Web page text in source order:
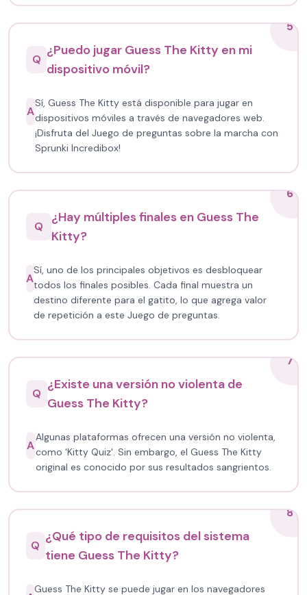
5
Q
¿Puedo jugar Guess The Kitty en mi
dispositivo móvil?
A
Sí, Guess The Kitty está disponible para jugar en
dispositivos móviles a través de navegadores web.
¡Disfruta del Juego de preguntas sobre la marcha con
Sprunki Incredibox!
6
Q
¿Hay múltiples finales en Guess The
Kitty?
A
Sí, uno de los principales objetivos es desbloquear
todos los finales posibles. Cada final muestra un
destino diferente para el gatito, lo que agrega valor
de repetición a este Juego de preguntas.
7
Q
¿Existe una versión no violenta de
Guess The Kitty?
A
Algunas plataformas ofrecen una versión no violenta,
como 'Kitty Quiz'. Sin embargo, el Guess The Kitty
original es conocido por sus resultados sangrientos.
8
Q
¿Qué tipo de requisitos del sistema
tiene Guess The Kitty?
Guess The Kitty se puede jugar en los navegadores